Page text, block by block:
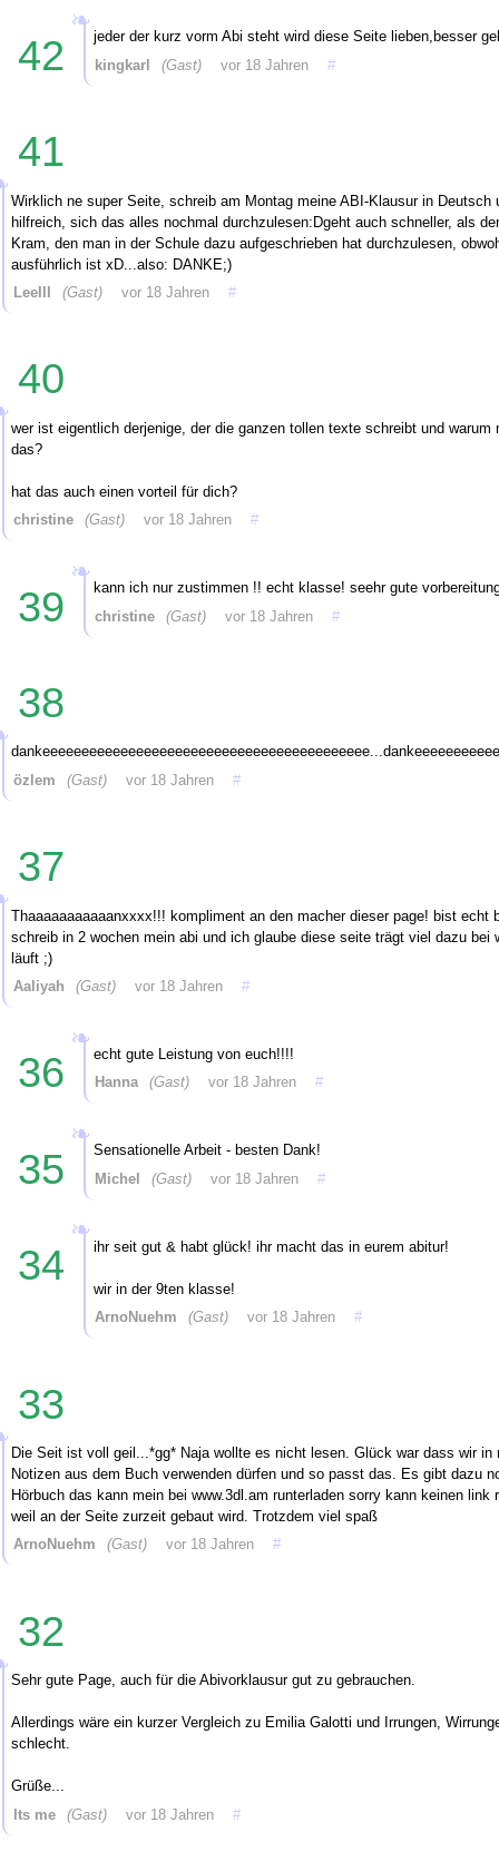
42
jeder der kurz vorm Abi steht wird diese Seite lieben,besser
kingkarl
(Gast) vor 18 Jahren #
41
Wirklich ne super Seite, schreib am Montag meine ABI-Klausur in Deutsch
hilfreich, sich das alles nochmal durchzulesen:Dgeht auch schneller, als
Kram, den man in der Schule dazu aufgeschrieben hat durchzulesen,
ausführlich ist xD...also: DANKE;)
LeeIII
(Gast) vor 18 Jahren #
40
wer ist eigentlich derjenige, der die ganzen tollen texte schreibt und warum
das?
hat das auch einen vorteil für dich?
christine
(Gast) vor 18 Jahren #
39
kann ich nur zustimmen !! echt klasse! seehr gute
christine
(Gast) vor 18 Jahren #
38
özlem
(Gast) vor 18 Jahren #
37
Thaaaaaaaaaaanxxxx!!! kompliment an den macher dieser page! bist echt
schreib in 2 wochen mein abi und ich glaube diese seite trägt viel dazu bei
läuft ;)
Aaliyah
(Gast) vor 18 Jahren #
36
echt gute Leistung von euch!!!!
Hanna
(Gast) vor 18 Jahren #
35
Sensationelle Arbeit - besten Dank!
Michel
(Gast) vor 18 Jahren #
34 ihr seit gut & habt glück! ihr macht das in eurem abitur!
wir in der 9ten klasse!
ArnoNuehm
(Gast) vor 18 Jahren #
33
Die Seit ist voll geil...*gg* Naja wollte es nicht lesen. Glück war dass wir in
Notizen aus dem Buch verwenden dürfen und so passt das. Es gibt dazu
Hörbuch das kann mein bei www.3dl.am runterladen sorry kann keinen link
weil an der Seite zurzeit gebaut wird. Trotzdem viel spaß
ArnoNuehm
(Gast) vor 18 Jahren #
32
Sehr gute Page, auch für die Abivorklausur gut zu gebrauchen.
Allerdings wäre ein kurzer Vergleich zu Emilia Galotti und Irrungen,
schlecht.
Grüße...
Its me
(Gast) vor 18 Jahren #